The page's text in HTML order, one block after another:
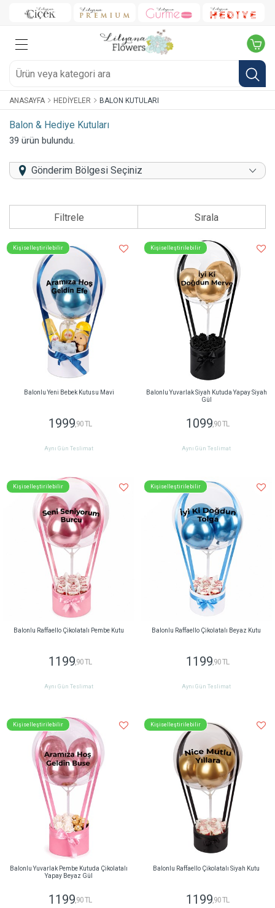
ANASAYFA HEDIYELER BALON KUTULARI
Balon & Hediye Kutuları
39 ürün bulundu.
Gönderim Bölgesi Seçiniz
Filtrele Sırala
Kişiselleştirilebilir
Balonlu Yeni Bebek Kutusu Mavi
1999 ,90 TL
Aynı Gün Teslimat
Kişiselleştirilebilir
Balonlu Yuvarlak Siyah Kutuda Yapay Siyah
Gül
1099 ,90 TL
Aynı Gün Teslimat
Kişiselleştirilebilir
Balonlu Raffaello Çikolatalı Pembe Kutu
1199,90 TL
Aynı Gün Teslimat
Kişiselleştirilebilir
Balonlu Raffaello Çikolatalı Beyaz Kutu
1199,90 TL
Aynı Gün Teslimat
Kişiselleştirilebilir
Balonlu Yuvarlak Pembe Kutuda Çikolatalı
Yapay Beyaz Gül
1199,90 TL
Kişiselleştirilebilir
Balonlu Raffaello Çikolatalı Siyah Kutu
1199,90 TL